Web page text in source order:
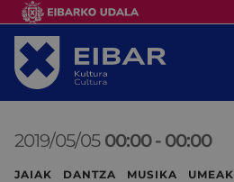
2019/05/05 00:00 - 00:00
JAIAK DANTZA MUSIKA UMEAK